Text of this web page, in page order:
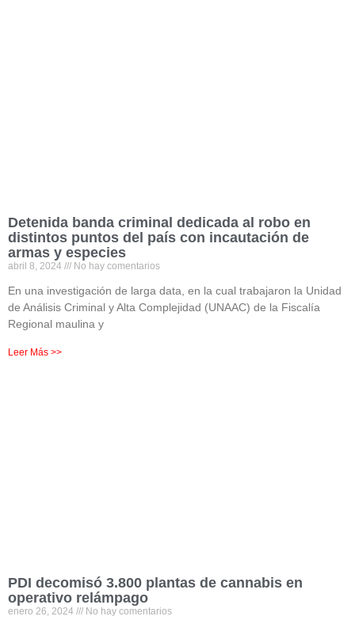
Detenida banda criminal dedicada al robo en
distintos puntos del país con incautación de
armas y especies
abril 8, 2024 No hay comentarios
En una investigación de larga data, en la cual trabajaron la Unidad
de Análisis Criminal y Alta Complejidad (UNAAC) de la Fiscalía
Regional maulina y
Leer Más >>
PDI decomisó 3.800 plantas de cannabis en
operativo relámpago
enero 26, 2024 No hay comentarios